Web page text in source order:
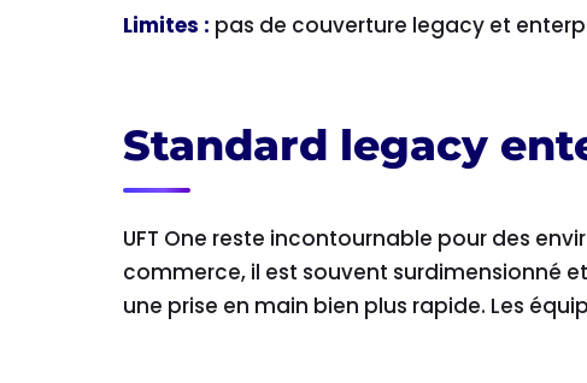
Limites : pas de couverture legacy et
Standard legacy
UFT One reste incontournable pour des
commerce, il est souvent surdimensionné
une prise en main bien plus rapide. Les